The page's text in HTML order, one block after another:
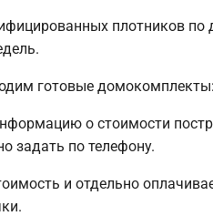
плотников по
готовые
о стоимости
задать по телефону.
и отдельно